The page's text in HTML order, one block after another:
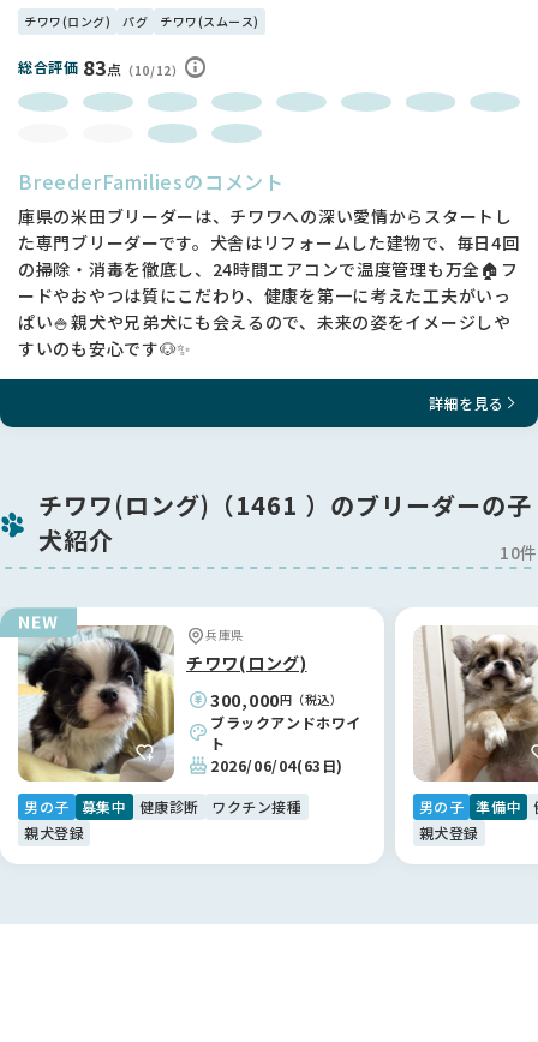
チワワ(ロング) パグ チワワ(スムース)
総合評価 83点 （10/12）
BreederFamiliesのコメント
庫県の米田ブリーダーは、チワワへの深い愛情からスタートし
た専門ブリーダーです。犬舎はリフォームした建物で、毎日4回
の掃除・消毒を徹底し、24時間エアコンで温度管理も万全🏠フ
ードやおやつは質にこだわり、健康を第一に考えた工夫がいっ
ぱい🍚親犬や兄弟犬にも会えるので、未来の姿をイメージしや
すいのも安心です🐶✨
詳細を見る
チワワ(ロング)（1461 ）のブリーダーの子
犬紹介
10件
兵庫県
チワワ(ロング)
300,000円（税込）
ブラックアンドホワイ
ト
2026/06/04(63日)
男の子 募集中 健康診断
ワクチン接種
親犬登録
男の子 準備中
親犬登録